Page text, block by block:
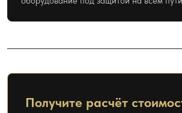
Получите расчёт